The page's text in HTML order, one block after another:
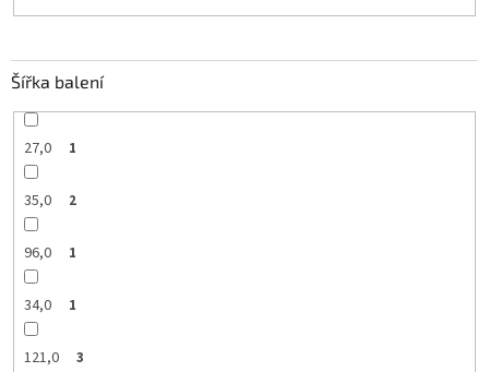
Šířka balení
27,0 1
35,0 2
96,0 1
34,0 1
121,0 3